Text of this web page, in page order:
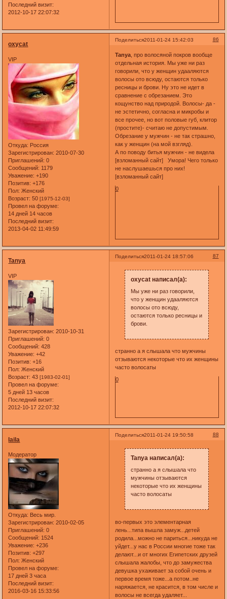
Последний визит:
2012-10-17 22:07:32
Поделиться 86
2011-01-24 15:42:03
oxycat
VIP
Откуда: Россия
Зарегистрирован: 2010-07-30
Приглашений: 0
Сообщений: 1179
Уважение: +190
Позитив: +176
Пол: Женский
Возраст: 50[1975-12-03]
Провел на форуме:
14 дней 14 часов
Последний визит:
2013-04-02 11:49:59
Tanya, про волосяной покров вообще
отдельная история. Мы уже ни раз
говорили, что у женщин удааляются
волосы ото всюду, остаются только
ресницы и брови. Ну это не идет в
сравнение с обрезанием. Это
кощунство над природой. Волосы- да -
не эстетично, согласна и микробы и
все прочее, но вот половые губ, клитор
(простите)- считаю не допустимым.
Обрезание у мужчин - не так страшно,
как у женщин (на мой взгляд).
А по поводу битья мужчин - не видела
[взломанный сайт] Умора! Чего только
не наслушаешься про них!
[взломанный сайт]
0
Поделиться 87
2011-01-24 18:57:06
Tanya
VIP
Зарегистрирован: 2010-10-31
Приглашений: 0
Сообщений: 428
Уважение: +42
Позитив: +16
Пол: Женский
Возраст: 43[1983-02-01]
Провел на форуме:
5 дней 13 часов
Последний визит:
2012-10-17 22:07:32
oxycat написал(а):
Мы уже ни раз говорили,
что у женщин удааляются
волосы ото всюду,
остаются только ресницы и
брови.
странно а я слышала что мужчины
отзываются некоторые что их женщины
часто волосаты
0
Поделиться 88
2011-01-24 19:50:58
laila
Модератор
Откуда: Весь мир.
Зарегистрирован: 2010-02-05
Приглашений: 0
Сообщений: 1524
Уважение: +236
Позитив: +297
Пол: Женский
Провел на форуме:
17 дней 3 часа
Последний визит:
2016-03-16 15:33:56
Tanya написал(а):
странно а я слышала что
мужчины отзываются
некоторые что их женщины
часто волосаты
во-первых это элементарная
лень...типа вышла замуж...детей
родила...можно не париться...никуда не
уйдет...у нас в России многие тоже так
делают...и от многих Египетских друзей
слышала жалобы, что до замужества
девушка ухаживает за собой очень и
первое время тоже...а потом..не
наряжается, не красится, в том числе и
волосы не всегда удаляет...